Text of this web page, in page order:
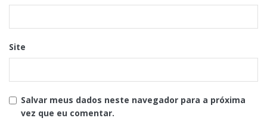
Site
Salvar meus dados neste navegador para a próxima
vez que eu comentar.